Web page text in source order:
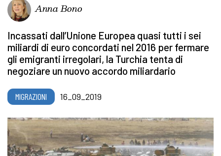
Anna Bono
Incassati dall’Unione Europea quasi tutti i sei
miliardi di euro concordati nel 2016 per fermare
gli emigranti irregolari, la Turchia tenta di
negoziare un nuovo accordo miliardario
MIGRAZIONI 16_09_2019